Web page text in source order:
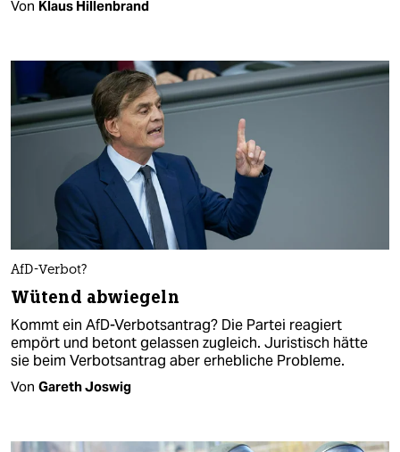
Von Klaus Hillenbrand
AfD-Verbot?
Wütend abwiegeln
Kommt ein AfD-Verbotsantrag? Die Partei reagiert
empört und betont gelassen zugleich. Juristisch hätte
sie beim Verbotsantrag aber erhebliche Probleme.
Von Gareth Joswig